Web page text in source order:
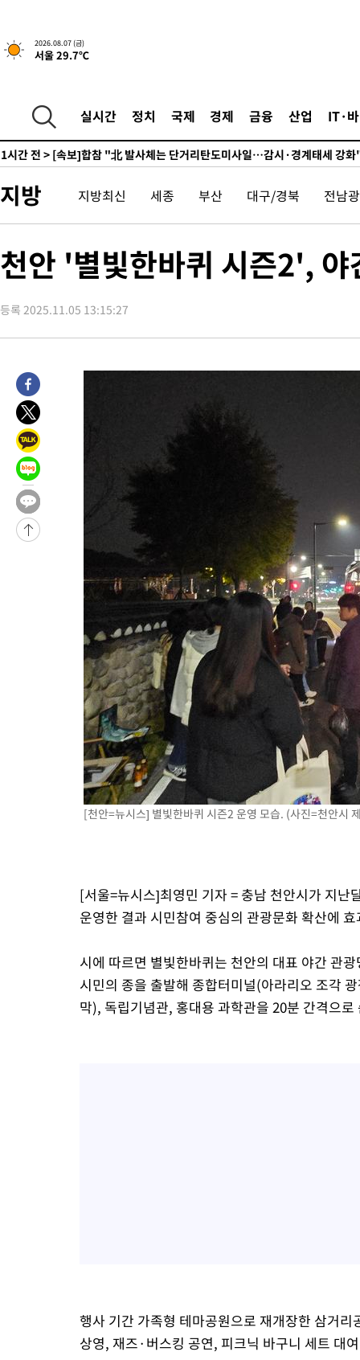
2026.08.07 (금)
서울 29.7℃
실시간 정치 국제 경제 금융 산업 IT·
-10916초 전 >'월드컵 탈락 후폭풍' 축구협회…11시간 걸린 초유의 압수수
합)
-10352초 전 >[속보] 뉴욕증시, 혼조 출발…나스닥 0.3%↓, 다우 0.14%↑
-7830초 전 >
경찰, '홍명보는 2순위' 결론냈던 스포츠윤리센터도 압수수색
[속보]합참 "北 발사체는 단거리탄도미사일…감시·경계태세 강
1시간 전 > 日방위성, 北이 동해로 쏜 발사체는 탄도미사일 가능성
2시간 전 >
[속보]합참 "북, 동해상으로 미상 발사체 발사"
2시간 전 >'낮 최고 39도' 불볕더위…한밤 열대야도 계속[내일날씨]
2시간 전 >"韓 외환시장 개입 관측 배경엔 美의 대한국 무역적자 있어"
2시간 전 >서울 낮 37.9도, 올여름 최고치 경신…영등포 순간 '40도'
2시간 전 >[속보]종합특검, 대검 추가 압수수색…내란 중요임무종사 혐의
4시간 전 >
4시간 전 >
4시간 전 >
"여기 떨어졌다"…다누리, 스페이스X 로켓 달 충돌 흔적 포착
5시간 전 >
손흥민, 5경기 연속골 실패…LAFC는 승부차기 끝 과달라하라 격파
7시간 전 >
내일까지 39도 '펄펄'…기상청 "태풍 지나며 폭염 잠시 꺾인다"
-10916초 전 >
'월드컵 탈락 후폭풍' 축구협회…11시간 걸린 초유의 압수수
-10352초 전 >
[속보] 뉴욕증시, 혼조 출발…나스닥 0.3%↓, 다우 0.14%↑
-9145초 전 >
축구협회, 15년 전 심판 성 접대 파문에 "현재는 내부 지침 준수"
경찰, '홍명보는 2순위' 결론냈던 스포츠윤리센터도 압수수색
[속보]합참 "北 발사체는 단거리탄도미사일…감시·경계태세 강
日방위성, 北이 동해로 쏜 발사체는 탄도미사일 가능성
[속보] SKT, 에이닷 서비스 장애 발생…"원인 파악 중"
[속보]합참 "북, 동해상으로 미상 발사체 발사"
'낮 최고 39도' 불볕더위…한밤 열대야도 계속[내일날씨]
[속보]7~9일 프로야구 3연전도 폭염 취소…11일 재개
"韓 외환시장 개입 관측 배경엔 美의 대한국 무역적자 있어"
'월드컵 탈락 후폭풍' 축구협회…초유의 압수수색에 '충격·당황'
서울 낮 37.9도, 올여름 최고치 경신…영등포 순간 '40도'
[속보]종합특검, 대검 추가 압수수색…내란 중요임무종사 혐의
[속보]코스닥, 800p 회복…0.26% 오른 801.67 마감
손흥민, 5경기 연속골 실패…LAFC는 승부차기 끝 과달라하라 격파
내일까지 39도 '펄펄'…기상청 "태풍 지나며 폭염 잠시 꺾인다"
지방 지방최신 세종 부산 대구/경북 전남
천안 '별빛한바퀴 시즌2',
등록 2025.11.05 13:15:27
[천안=뉴시스] 별빛한바퀴 시즌2 운영 모습. (사진=천안시
[서울=뉴시스]최영민 기자 = 충남 천안시가 지
운영한 결과 시민참여 중심의 관광문화 확산에
시에 따르면 별빛한바퀴는 천안의 대표 야간 관
시민의 종을 출발해 종합터미널(아라리오 조각
막), 독립기념관, 홍대용 과학관을 20분 간격으로
행사 기간 가족형 테마공원으로 재개장한 삼거
상영, 재즈·버스킹 공연, 피크닉 바구니 세트 대